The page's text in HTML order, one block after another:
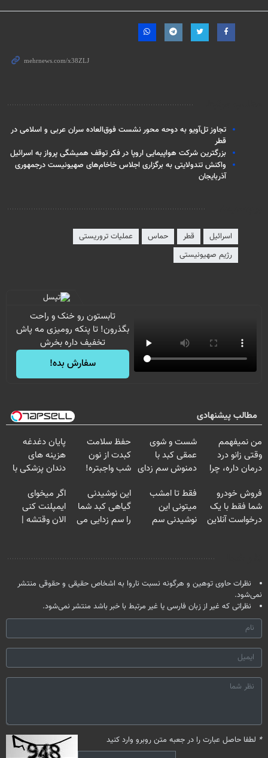
تجاوز تل‌آویو به دوحه محور نشست فوق‌العاده سران عربی و اسلامی در
قطر
بزرگترین شرکت هواپیمایی اروپا در فکر توقف همیشگی پرواز به اسرائیل
واکنش تندولایتی به برگزاری اجلاس خاخام‌های صهیونیست درجمهوری
آذربایجان
اسرائیل قطر حماس
عملیات تروریستی
رژیم صهیونیستی
تابستون رو خنک و راحت
بگذرون! تا پنکه رومیزی مه پاش
تخفیف داره بخرش
سفارش بده!
مطالب پیشنهادی
من نمیفهمم
وقتی زانو درد
درمان داره، چرا
تحمل میکنی؟❗
شست و شوی
عمقی کبد با
دمنوش سم زدای
حفظ سلامت
کبدت از نون
شب واجبتره!
پایان دغدغه
هزینه های
دندان پزشکی با
خانگی
فروش خودرو
شما فقط با یک
درخواست آنلاین
فقط تا امشب
میتونی این
نوشیدنی سم
بخری
این نوشیدنی
گیاهی کبد شما
را سم زدایی می
اگر میخوای
ایمپلنت کنی
الان وقتشه |
نظرات حاوی توهین و هرگونه نسبت ناروا به اشخاص حقیقی و حقوقی منتشر
نمی‌شود.
نظراتی که غیر از زبان فارسی یا غیر مرتبط با خبر باشد منتشر نمی‌شود.
* لطفا حاصل عبارت را در جعبه متن روبرو وارد کنید